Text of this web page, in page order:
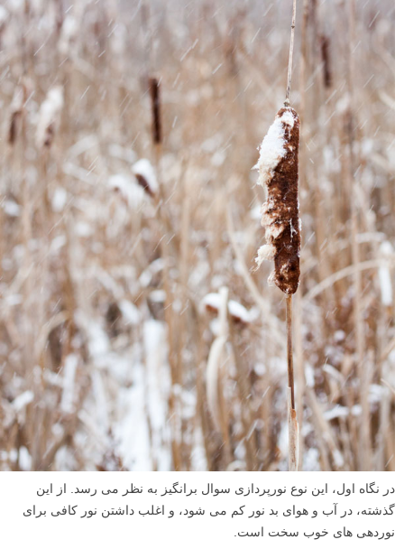
در نگاه اول، این نوع نورپردازی سوال برانگیز به نظر می رسد. از این
گذشته، در آب و هوای بد نور کم می شود، و اغلب داشتن نور کافی برای
نوردهی های خوب سخت است.